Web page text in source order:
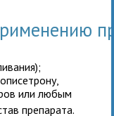
или любым
препарата.